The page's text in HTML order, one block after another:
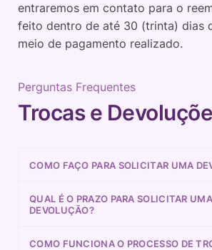
entraremos em contato para o
feito dentro de até 30 (trinta) dias
meio de pagamento realizado.
Perguntas Frequentes
Trocas e
COMO FAÇO PARA SOLICITAR UMA
QUAL É O PRAZO PARA SOLICITAR UMA
DEVOLUÇÃO?
COMO FUNCIONA O PROCESSO DE